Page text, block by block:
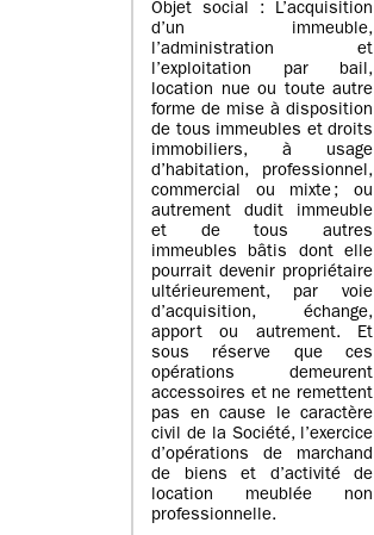
Objet social : L’acquisition
d’un immeuble,
l’administration et
l’exploitation par bail,
location nue ou toute autre
forme de mise à disposition
de tous immeubles et droits
immobiliers, à usage
d’habitation, professionnel,
commercial ou mixte ; ou
autrement dudit immeuble
et de tous autres
immeubles bâtis dont elle
pourrait devenir propriétaire
ultérieurement, par voie
d’acquisition, échange,
apport ou autrement. Et
sous réserve que ces
opérations demeurent
accessoires et ne remettent
pas en cause le caractère
civil de la Société, l’exercice
d’opérations de marchand
de biens et d’activité de
location meublée non
professionnelle.